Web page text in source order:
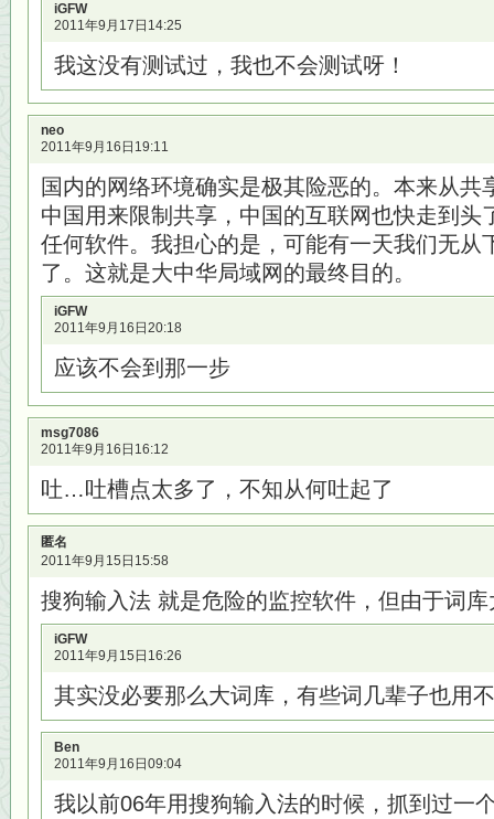
iGFW
2011年9月17日14:25
我这没有测试过，我也不会测试呀！
neo
2011年9月16日19:11
国内的网络环境确实是极其险恶的。本来从共
中国用来限制共享，中国的互联网也快走到头
任何软件。我担心的是，可能有一天我们无从
了。这就是大中华局域网的最终目的。
iGFW
2011年9月16日20:18
应该不会到那一步
msg7086
2011年9月16日16:12
吐…吐槽点太多了，不知从何吐起了
匿名
2011年9月15日15:58
搜狗输入法 就是危险的监控软件，但由于词
iGFW
2011年9月15日16:26
其实没必要那么大词库，有些词几辈子也用
Ben
2011年9月16日09:04
我以前06年用搜狗输入法的时候，抓到过一